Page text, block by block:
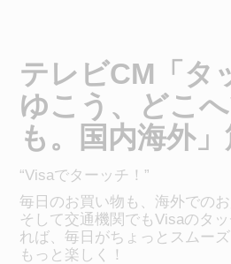
テレビCM「タ
ゆこう、どこ
も。国内海外
“Visaでターッチ！”​
毎日のお買い物も、海外でのお
そして交通機関でもVisaのタ
れば、毎日がちょっとスムー
もっと楽しく！​